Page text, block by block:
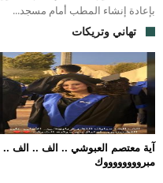
بإعادة إنشاء المطب أمام مسجد...
تهاني وتريكات
آية معتصم العبوشي .. الف .. الف ..
مبرووووووووك